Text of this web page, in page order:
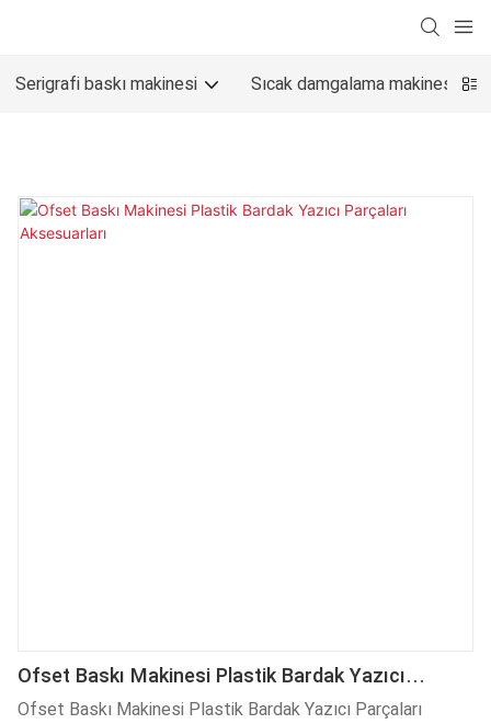
Serigrafi baskı makinesi Sıcak damgalama makinesi
Ofset Baskı Makinesi Plastik Bardak Yazıcı
Parçaları Aksesuarları
Ofset Baskı Makinesi Plastik Bardak Yazıcı Parçaları